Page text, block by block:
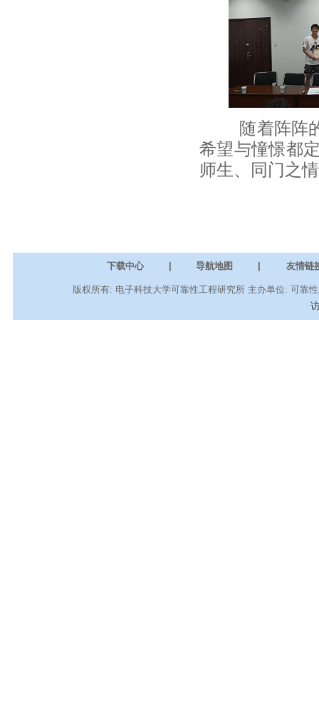
随着阵阵的
希望与憧憬都
师生、同门之
下载中心 导航地图 友情链
版权所有: 电子科技大学可靠性工程研究所 主办单位: 可靠